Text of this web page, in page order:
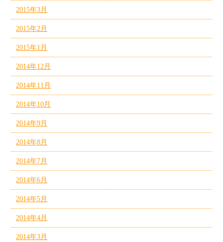
2015年3月
2015年2月
2015年1月
2014年12月
2014年11月
2014年10月
2014年9月
2014年8月
2014年7月
2014年6月
2014年5月
2014年4月
2014年3月